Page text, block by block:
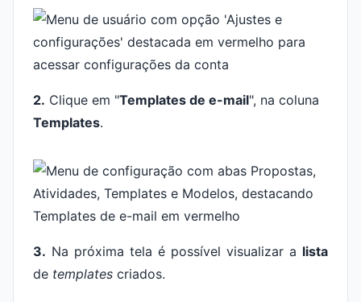
2. Clique em "Templates de e-mail", na coluna
Templates.
3. Na próxima tela é possível visualizar a lista
de templates criados.